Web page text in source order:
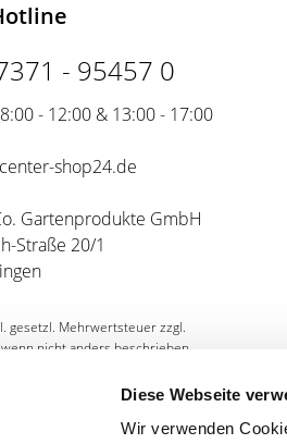
Diese Webseite
Wir verwenden
- 95457 0
- 12:00 & 13:00 - 17:00
shop24.de
Gartenprodukte GmbH
Straße 20/1
gesetzl. Mehrwertsteuer zzgl.
nicht anders beschrieben.